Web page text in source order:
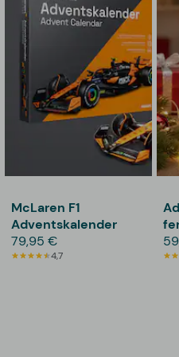
McLaren F1
Adventskalender
79,95 €
4,7